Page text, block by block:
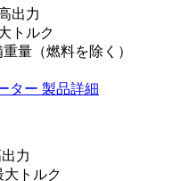
出力
トルク
量（燃料を除く）
ター 製品詳細
力
大トルク